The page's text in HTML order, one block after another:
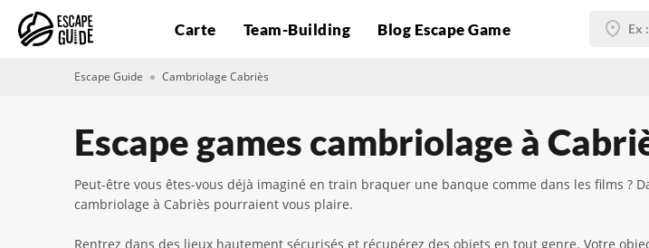
Carte Team-Building Blog Escape Game
Escape Guide Cambriolage Cabriès
Escape games cambriolage à
Peut-être vous êtes-vous déjà imaginé en train braquer une banque comme dans les films ?
cambriolage à Cabriès pourraient vous plaire.
Rentrez dans des lieux hautement sécurisés et récupérez des objets en tout genre. Votre